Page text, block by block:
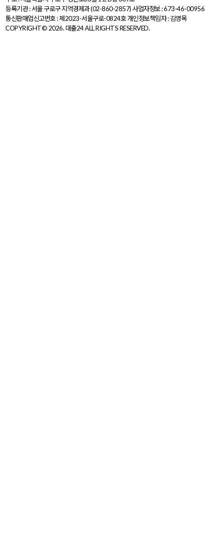
등록기관 : 서울 구로구 지역경제과 (02-860-2857) 사업자정보 : 673-46-00956
통신판매업신고번호 : 제2023-서울구로-0824호개인정보책임자 : 김영목
COPYRIGHT© 2026. 대출24 ALL RIGHTS RESERVED.